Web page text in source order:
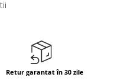
Retur garantat în 30 zile